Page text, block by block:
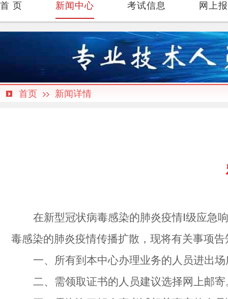
首 页 新闻中心 考试信息 网上
首页 新闻详情
在新型冠状病毒感染的肺炎疫情Ⅰ级应急
毒感染的肺炎疫情传播扩散，现将有关事项告
一、所有到本中心办理业务的人员进出
二、需领取证书的人员建议选择网上邮寄